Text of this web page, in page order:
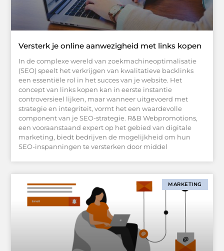
Versterk je online aanwezigheid met links kopen
In de complexe wereld van zoekmachineoptimalisatie
(SEO) speelt het verkrijgen van kwalitatieve backlinks
een essentiële rol in het succes van je website. Het
concept van links kopen kan in eerste instantie
controversieel lijken, maar wanneer uitgevoerd met
strategie en integriteit, vormt het een waardevolle
component van je SEO-strategie. R&B Webpromotions,
een vooraanstaand expert op het gebied van digitale
marketing, biedt bedrijven de mogelijkheid om hun
SEO-inspanningen te versterken door middel
MARKETING